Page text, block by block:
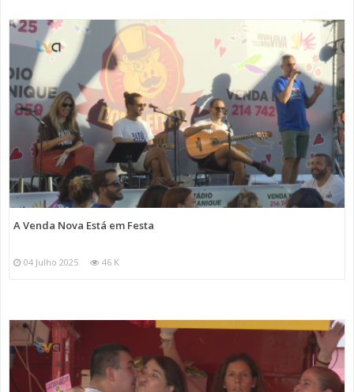
A Venda Nova Está em Festa
04 Julho 2025 46 K